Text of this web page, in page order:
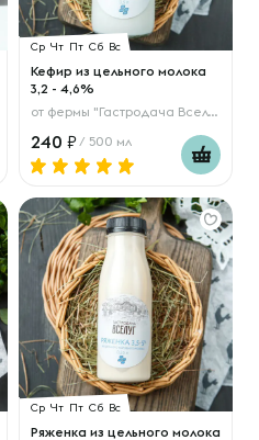
Ср Чт Пт Сб Вс
Кефир из цельного молока
3,2 - 4,6%
от фермы "Гастродача Вселуг"
240 / 500 мл
Ср Чт Пт Сб Вс
Ряженка из цельного молока